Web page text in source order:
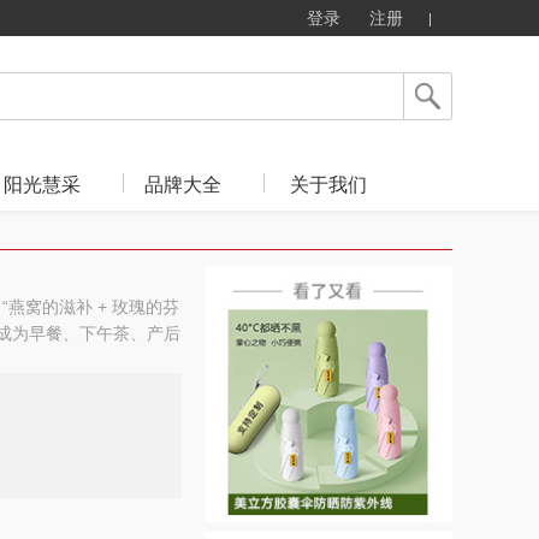
登录 注册
阳光慧采 品牌大全 关于我们
燕窝的滋补 + 玫瑰的芬
为早餐、下午茶、产后